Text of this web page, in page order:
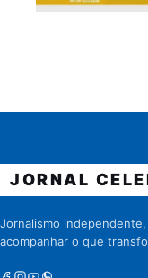
JORNAL
Jornalismo
acompanhar o que